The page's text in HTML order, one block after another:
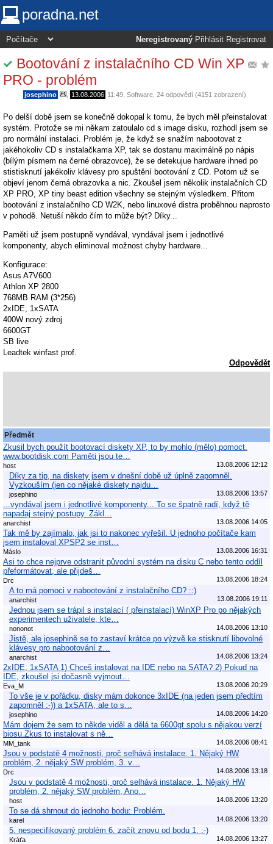
poradna.net
Neregistrovaný Přihlásit Registrovat
Bootování z instalačního CD Win XP
PRO - problém
josephino 13.08.2006 11:49 Software , 24 odpovědí (4151 zobrazení)
Po delší době jsem se konečně dokopal k tomu, že bych měl přeinstalovat
systém. Protože se mi někam zatoulalo cd s image disku, rozhodl jsem se
pro normální instalaci. Problém je, že když se snažím nabootovat z
jakéhokoliv CD s instalačkama XP, tak se dostanu maximálně po nápis
(bílým písmem na černé obrazovce), že se detekujue hardware ihned po
stistisknutí jakékoliv klávesy pro spuštění bootování z CD. Potom už se
objeví jenom černá obrazovka a nic. Zkoušel jsem několik instalačních CD
XP PRO, XP tiny beast edition všechny se stejným výsledkem. Přitom
bootování z instalačního CD W2K, nebo linuxové distra proběhnou naprosto
v pohodě. Netuší někdo čím to může být? Díky...
Paměti už jsem postupně vyndával, vyndával jsem i jednotlivé
komponenty, abych eliminoval možnost chyby hardware...
Konfigurace:
Asus A7V600
Athlon XP 2800
768MB RAM (3*256)
2xIDE, 1xSATA
400W nový zdroj
6600GT
SB live
Leadtek winfast prof.
Odpovědět
Předmět
Zkusil bych použít bootovací diskety XP, to by mohlo (mělo) pomoct.
www.bootdisk.com Paměti jsou te…
host 13.08.2006 12:12
Díky za tip, na diskety jsem v dnešní době už úplně zapomněl.
Vyzkouším (jen co nějaké diskety najdu…
josephino 13.08.2006 13:57
...vyndával jsem i jednotlivé komponenty... To se špatně radí, když tě
napadaj stejný postupy. Zákl…
anarchist 13.08.2006 14:05
Tak mě by zajímalo, jak jsi to nakonec vyřešil. U jednoho počítače kam
jsem instaloval XPSP2 se inst…
Máslo 13.08.2006 16:31
Asi to chce nejprve odstranit původní systém na disku C nebo tento oddíl
přeformátovat, ale přijdeš…
Drc 13.08.2006 18:24
A to má pomoci v nabootování z instalačního CD? ::)
anarchist 13.08.2006 19:11
Jednou jsem se trápil s instalací ( přeinstalací) WinXP Pro po nějakých
experimentech uživatele, kte…
nononot 14.08.2006 13:10
Jistě, ale josephině se to zastaví krátce po výzvě ke stisknutí libovolné
klávesy pro nabootování z…
anarchist 14.08.2006 13:24
2xIDE, 1xSATA 1) Chceš instalovat na IDE nebo na SATA? 2) Pokud na
IDE, zkoušel jsi dočasně vyjmout…
Eva_M 13.08.2006 20:29
To vše je v pořádku, disky mám dokonce 3xIDE (na jeden jsem předtím
zapomněl :-)) a 1xSATA, ale to s…
josephino 14.08.2006 14:20
Mám dojem že sem to někde viděl a dělá ta 6600gt spolu s nějakou verzí
biosu.Zkus to instalovat s ně…
MM_tank 14.08.2006 08:41
Jsou v podstatě 4 možnosti, proč selhává instalace. 1. Nějaký HW
problém, 2. nějaký SW problém, 3. v…
Drc 14.08.2006 13:18
Jsou v podstatě 4 možnosti, proč selhává instalace. 1. Nějaký HW
problém, 2. nějaký SW problém, Ano…
host 14.08.2006 13:20
To se dá shrnout do jednoho bodu: Problém.
karel 14.08.2006 13:20
5. nespecifikovaný problém 6. začít znovu od bodu 1. :-)
Kráťa 14.08.2006 13:27